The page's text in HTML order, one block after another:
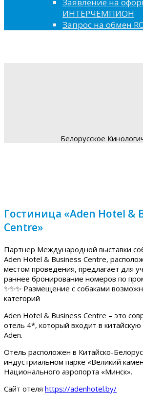
ИНТЕРЧЕМПИОН
Запрос на обмен
Белорусское
Гостиница «Aden Hotel &
Centre»
Партнер Международной выставки
Aden Hotel & Business Centre,
местом проведения, предлагает для
раннее бронирование номеров по
✨✨✨ Размещение с собаками
категорий
Aden Hotel & Business Centre – это
отель 4*, который входит в
Aden.
Отель расположен в Китайско-
индустриальном парке «Великий
Национального аэропорта «Минск».
Сайт отеля https://adenhotel.by/